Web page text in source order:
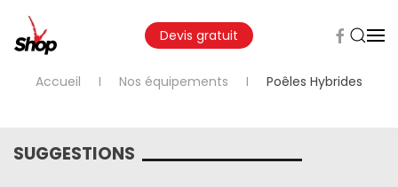
Devis gratuit
Accueil Nos équipements Poêles Hybrides
SUGGESTIONS